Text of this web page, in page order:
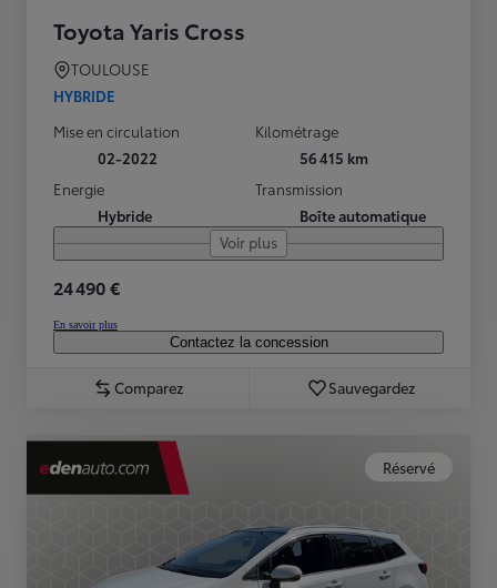
Toyota Yaris Cross
TOULOUSE
HYBRIDE
Mise en circulation
02-2022
Kilométrage
56 415 km
Energie
Hybride
Transmission
Boîte automatique
Voir plus
24 490 €
En savoir plus
Contactez la concession
Comparez Sauvegardez
Réservé